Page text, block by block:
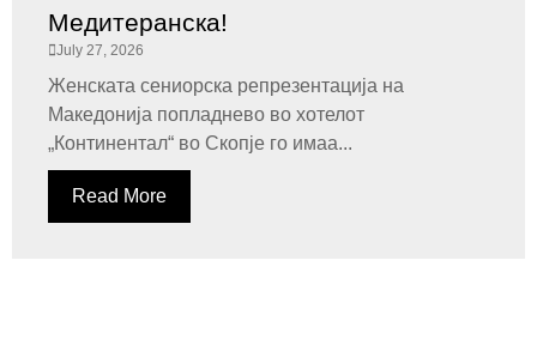
Медитеранска!
July 27, 2026
Женската сениорска репрезентација на
Македонија попладнево во хотелот
„Континентал“ во Скопје го имаа...
Read More